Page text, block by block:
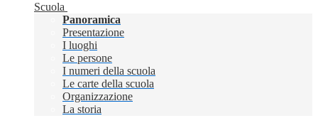
Scuola
Panoramica
Presentazione
I luoghi
Le persone
I numeri della scuola
Le carte della scuola
Organizzazione
La storia